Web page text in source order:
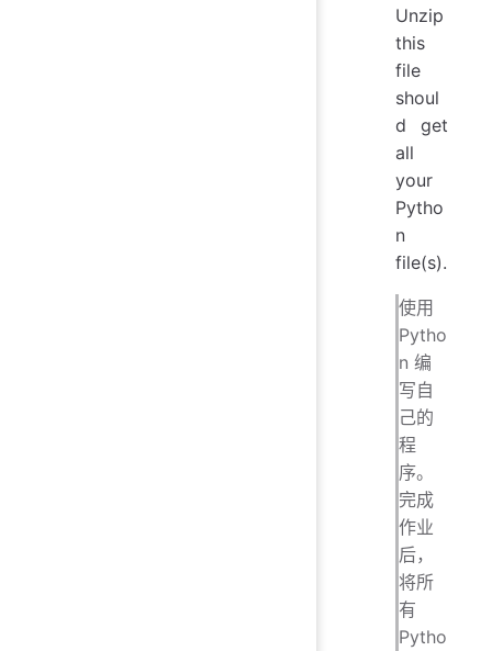
Unzip
this
file
shoul
d get
all
your
Pytho
n
file(s).
使用
Pytho
n 编
写自
己的
程
序。
完成
作业
后，
将所
有
Pytho